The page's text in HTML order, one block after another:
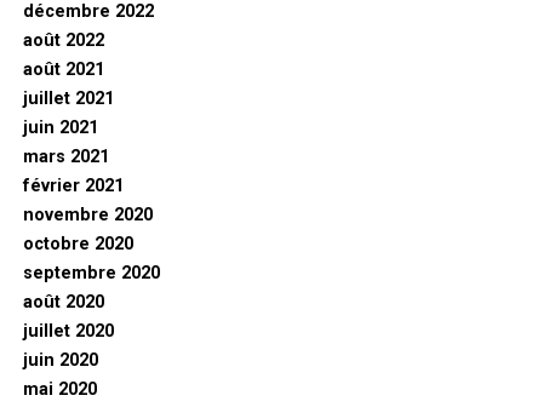
décembre 2022
août 2022
août 2021
juillet 2021
juin 2021
mars 2021
février 2021
novembre 2020
octobre 2020
septembre 2020
août 2020
juillet 2020
juin 2020
mai 2020